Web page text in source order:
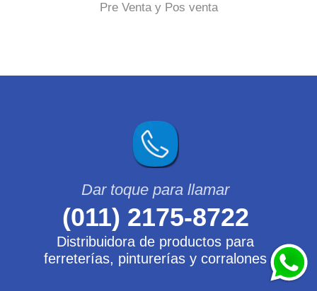
Pre Venta y Pos venta
(011) 2175-8722
Distribuidora de productos para
ferreterías, pinturerías y corralones